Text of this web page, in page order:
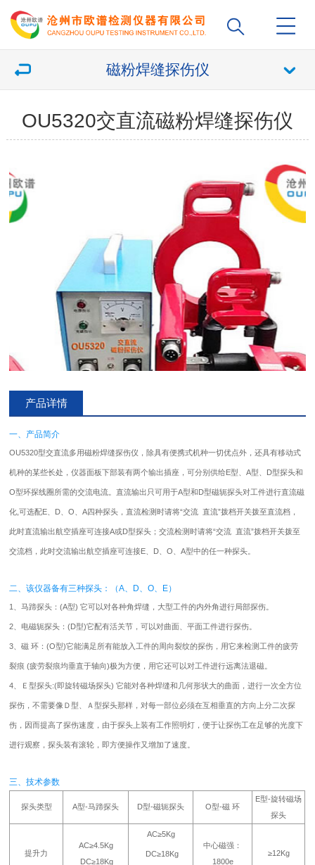
磁粉焊缝探伤仪
OU5320交直流磁粉焊缝探伤仪
产品详情
一、产品简介
OU5320型交直流多用磁粉焊缝探伤仪 ，除具有便携式机种一切优点外，还具有移动式
机种的某些长处，仪器面板下部装有两个输出插座，可分别供给E型、A型、D型探头和
O型环探线圈所需的交流电流。直流输出只可用于A型和D型磁轭探头对工件进行直流磁
化,可选配E、D、O、A四种探头，直流检测时请将“交流 直流”拨档开关拨至直流档，
此时直流输出航空插座可连接A或D型探头；交流检测时请将“交流 直流”拨档开关拨至
交流档，此时交流输出航空插座可连接E、D、O、A型中的任一种探头。
二、该仪器备有三种探头：（A、D、O、E）
1、马蹄探头：(A型) 它可以对各种角焊缝，大型工件的内外角进行局部探伤。
2、电磁轭探头：(D型)它配有活关节，可以对曲面、平面工件进行探伤。
3、磁 环：(O型)它能满足所有能放入工件的周向裂纹的探伤，用它来检测工件的疲劳
裂痕 (疲劳裂痕均垂直于轴向)极为方便，用它还可以对工件进行远离法退磁。
4、Ｅ型探头:(即旋转磁场探头) 它能对各种焊缝和几何形状大的曲面，进行一次全方位
探伤，不需要像Ｄ型、Ａ型探头那样，对每一部位必须在互相垂直的方向上分二次探
伤，因而提高了探伤速度，由于探头上装有工作照明灯，便于让探伤工在足够的光度下
进行观察，探头装有滚轮，即方便操作又增加了速度。
三、技术参数
探头类型 A型-马蹄探头 D型-磁轭探头 O型-磁 环
E型-旋转磁场
探头
提升力
AC≥4.5Kg
DC≥18Kg
AC≥5Kg
DC≥18Kg
中心磁强：
1800e
≥12Kg